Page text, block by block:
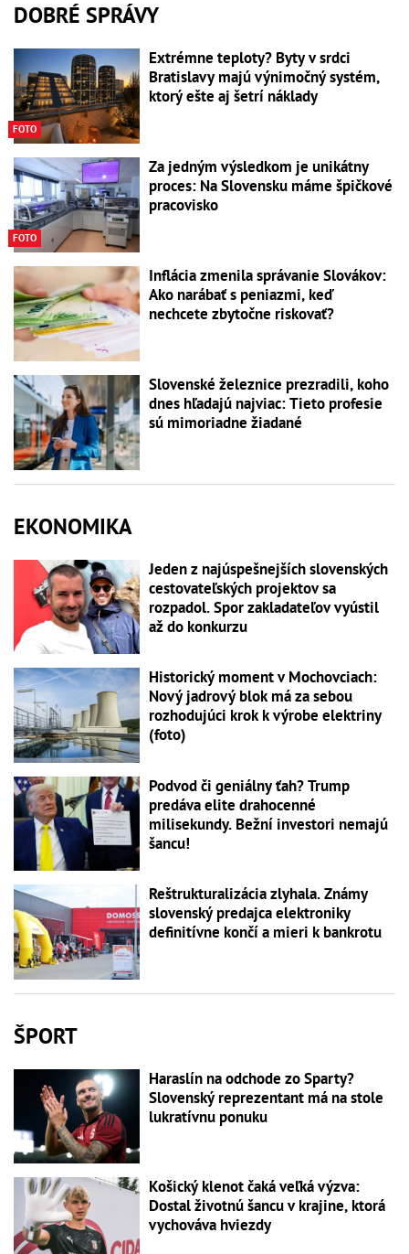
DOBRÉ SPRÁVY
FOTO
Extrémne teploty? Byty v srdci
Bratislavy majú výnimočný systém,
ktorý ešte aj šetrí náklady
FOTO
Za jedným výsledkom je unikátny
proces: Na Slovensku máme špičkové
pracovisko
Inflácia zmenila správanie Slovákov:
Ako narábať s peniazmi, keď
nechcete zbytočne riskovať?
Slovenské železnice prezradili, koho
dnes hľadajú najviac: Tieto profesie
sú mimoriadne žiadané
EKONOMIKA
Jeden z najúspešnejších slovenských
cestovateľských projektov sa
rozpadol. Spor zakladateľov vyústil
až do konkurzu
Historický moment v Mochovciach:
Nový jadrový blok má za sebou
rozhodujúci krok k výrobe elektriny
(foto)
Podvod či geniálny ťah? Trump
predáva elite drahocenné
milisekundy. Bežní investori nemajú
šancu!
Reštrukturalizácia zlyhala. Známy
slovenský predajca elektroniky
definitívne končí a mieri k bankrotu
ŠPORT
Haraslín na odchode zo Sparty?
Slovenský reprezentant má na stole
lukratívnu ponuku
Košický klenot čaká veľká výzva:
Dostal životnú šancu v krajine, ktorá
vychováva hviezdy